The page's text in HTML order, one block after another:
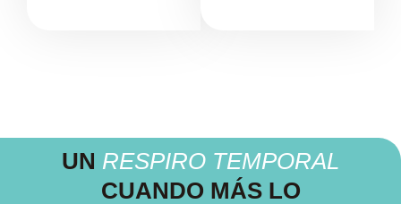
UN RESPIRO TEMPORAL
CUANDO MÁS LO